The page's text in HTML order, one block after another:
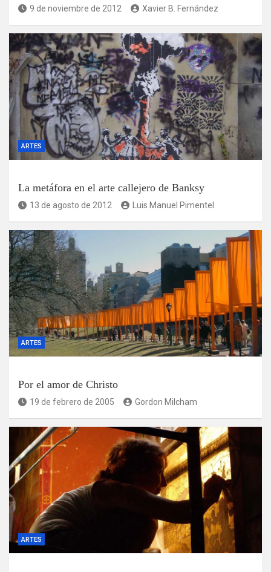
9 de noviembre de 2012 Xavier B. Fernández
ARTES
La metáfora en el arte callejero de Banksy
13 de agosto de 2012 Luis Manuel Pimentel
ARTES
Por el amor de Christo
19 de febrero de 2005 Gordon Milcham
ARTES